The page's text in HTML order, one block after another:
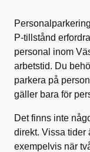
P-tillstånd
personal inom
arbetstid. Du
parkera på
gäller bara för
Det finns inte
direkt. Vissa tider
exempelvis när